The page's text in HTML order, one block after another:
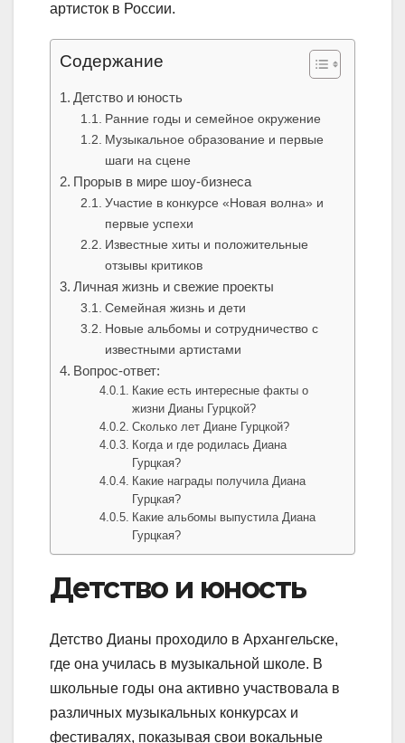
артисток в России.
Содержание
Детство и юность
Ранние годы и семейное окружение
Музыкальное образование и первые
шаги на сцене
Прорыв в мире шоу-бизнеса
Участие в конкурсе «Новая волна» и
первые успехи
Известные хиты и положительные
отзывы критиков
Личная жизнь и свежие проекты
Семейная жизнь и дети
Новые альбомы и сотрудничество с
известными артистами
Вопрос-ответ:
Какие есть интересные факты о
жизни Дианы Гурцкой?
Сколько лет Диане Гурцкой?
Когда и где родилась Диана
Гурцкая?
Какие награды получила Диана
Гурцкая?
Какие альбомы выпустила Диана
Гурцкая?
Детство и юность
Детство Дианы проходило в Архангельске,
где она училась в музыкальной школе. В
школьные годы она активно участвовала в
различных музыкальных конкурсах и
фестивалях, показывая свои вокальные